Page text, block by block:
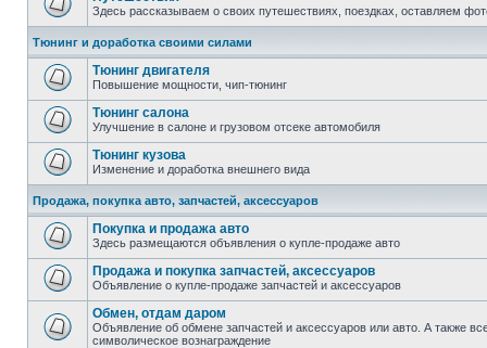
Здесь рассказываем о своих путешествиях, поездках, оставляем
Тюнинг и доработка своими силами
Тюнинг двигателя
Повышение мощности, чип-тюнинг
Тюнинг салона
Улучшение в салоне и грузовом отсеке автомобиля
Тюнинг кузова
Изменение и доработка внешнего вида
Продажа, покупка авто, запчастей, аксессуаров
Покупка и продажа авто
Здесь размещаются объявления о купле-продаже авто
Продажа и покупка запчастей, аксессуаров
Объявление о купле-продаже запчастей и аксессуаров
Обмен, отдам даром
Объявление об обмене запчастей и аксессуаров или авто. А также
символическое вознаграждение